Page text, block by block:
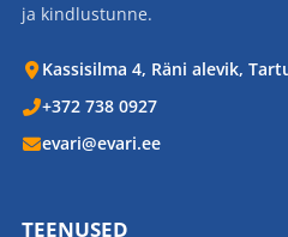
ja kindlustunne.
Kassisilma 4, Räni alevik,
+372 738 0927
evari@evari.ee
TEENUSED